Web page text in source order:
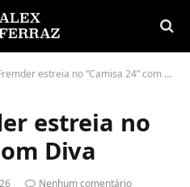
estreia no “Camisa 24” com Diva
estreia no
Diva
Nenhum comentário